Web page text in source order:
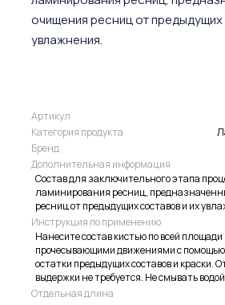
очищения ресниц от предыдущих
увлажнения.
Артикул
Категория продукта
Бренд
Дополнительная информация
Состав для заключительного этапа
ламинирования ресниц,
ресниц от предыдущих составов и их
Инструкция по применению
Нанесите состав кистью по всей
прочесывающими движениями с помощью
остатки предыдущих составов и краски.
выдержки не требуется. Не смывать
Отдельная длина